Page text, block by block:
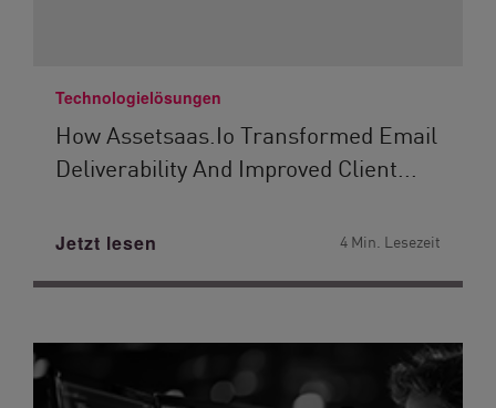
Technologielösungen
How Assetsaas.io Transformed Email
Deliverability And Improved Client...
Jetzt lesen 4 Min. Lesezeit